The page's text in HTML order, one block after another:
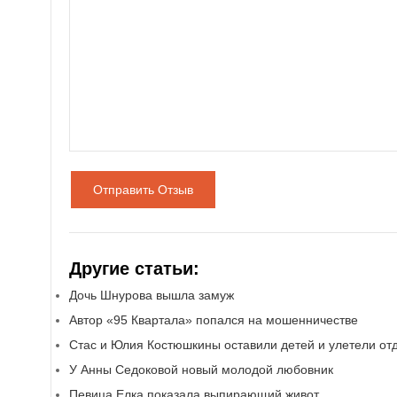
Отправить Отзыв
Другие статьи:
Дочь Шнурова вышла замуж
Автор «95 Квартала» попался на мошенничестве
Стас и Юлия Костюшкины оставили детей и улетели
У Анны Седоковой новый молодой любовник